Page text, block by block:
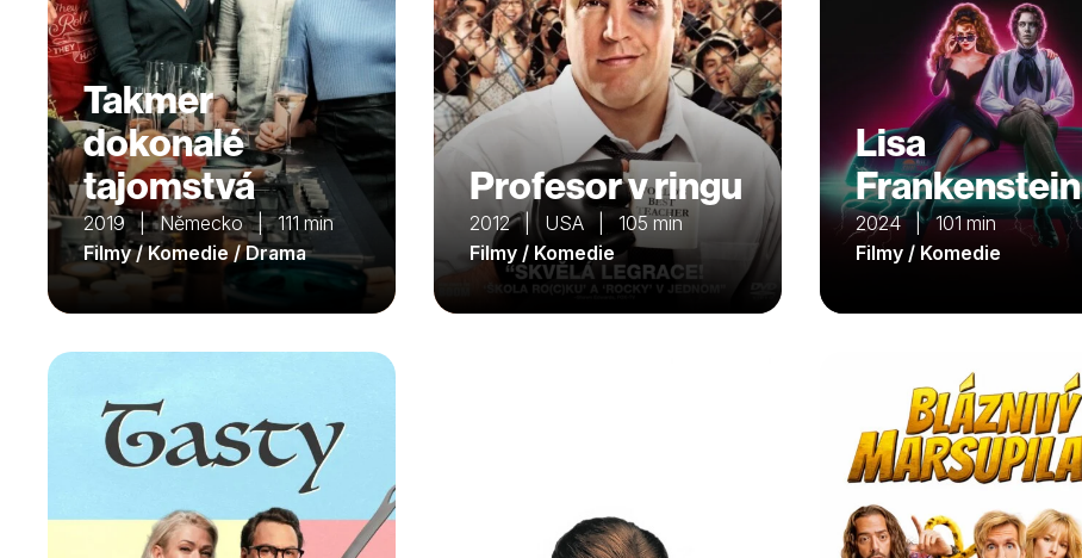
Takmer
dokonalé
tajomstvá
2019 | Německo | 111 min
Filmy / Komedie / Drama
Profesor v ringu
2012 | USA | 105 min
Filmy / Komedie
Lisa
Frankenstein
2024 | 101 min
Filmy / Komedie